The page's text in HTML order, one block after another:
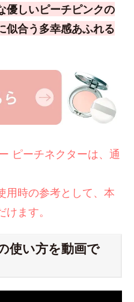
優しいピーチピンクの
似合う多幸感あふれる
ピーチネクターは、通
用時の参考として、本
ます。
使い方を動画で